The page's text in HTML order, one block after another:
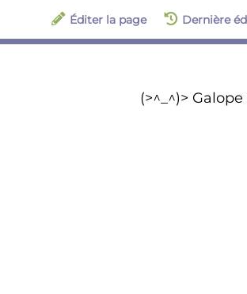
Éditer la page Dernière
(>^_^)>